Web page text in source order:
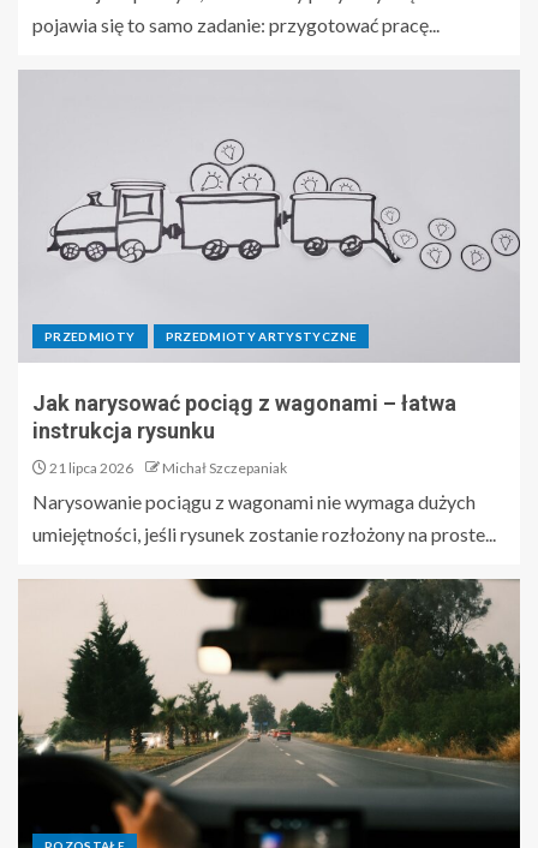
pojawia się to samo zadanie: przygotować pracę...
PRZEDMIOTY PRZEDMIOTY ARTYSTYCZNE
Jak narysować pociąg z wagonami – łatwa
instrukcja rysunku
21 lipca 2026 Michał Szczepaniak
Narysowanie pociągu z wagonami nie wymaga dużych
umiejętności, jeśli rysunek zostanie rozłożony na proste...
POZOSTAŁE